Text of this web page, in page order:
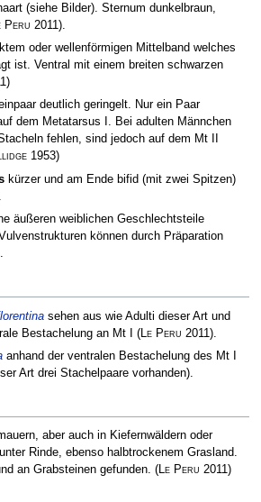
(siehe Bilder). Sternum dunkelbraun,
Peru 2011).
oder wellenförmigen Mittelband welches
ist. Ventral mit einem breiten schwarzen
deutlich geringelt. Nur ein Paar
dem Metatarsus I. Bei adulten Männchen
fehlen, sind jedoch auf dem Mt II
1953)
kürzer und am Ende bifid (mit zwei Spitzen)
äußeren weiblichen Geschlechtsteile
können durch Präparation
sehen aus wie Adulti dieser Art und
Bestachelung an Mt I (Le Peru 2011).
anhand der ventralen Bestachelung des Mt I
Art drei Stachelpaare vorhanden).
aber auch in Kiefernwäldern oder
Rinde, ebenso halbtrockenem Grasland.
an Grabsteinen gefunden. (Le Peru 2011)